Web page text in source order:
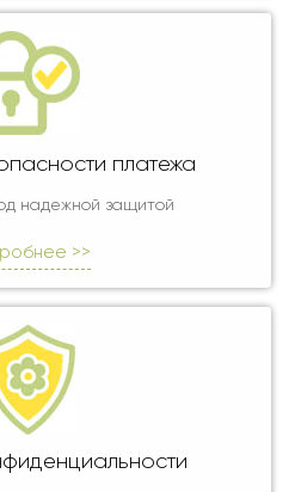
платежа
надежной защитой
>>